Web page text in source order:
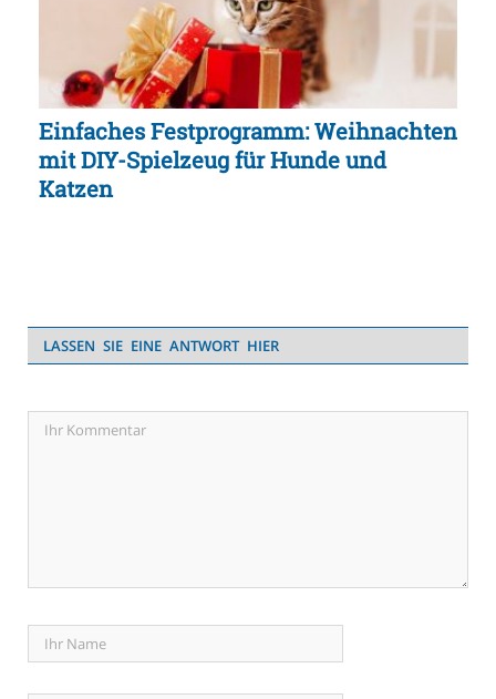
Einfaches Festprogramm: Weihnachten
mit DIY-Spielzeug für Hunde und
Katzen
LASSEN SIE EINE ANTWORT HIER